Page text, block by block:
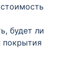
будет ли
покрытия